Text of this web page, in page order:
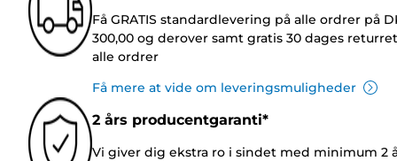
Få GRATIS standardlevering på alle ordrer på
300,00 og derover samt gratis 30 dages
alle ordrer
Få mere at vide om leveringsmuligheder
2 års producentgaranti*
Vi giver dig ekstra ro i sindet med minimum 2